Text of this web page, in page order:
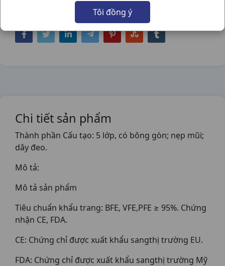
Tôi đồng ý
Chia sẻ qua mạng xã hội:
Chi tiết sản phẩm
Thành phần Cấu tạo: 5 lớp, có bông gòn; nẹp mũi;
dây đeo.
Mô tả:
Mô tả sản phẩm
Tiêu chuẩn khẩu trang: BFE, VFE,PFE ≥ 95%. Chứng
nhận CE, FDA.
CE: Chứng chỉ được xuất khẩu sangthị trường EU.
FDA: Chứng chỉ được xuất khẩu sangthị trường Mỹ